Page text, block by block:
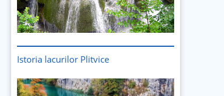
Istoria lacurilor Plitvice
Imagine